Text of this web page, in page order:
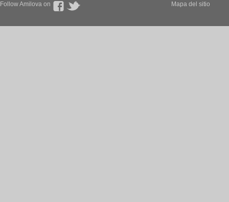
Follow Amilova on Mapa del sitio